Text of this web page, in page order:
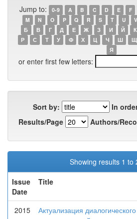
Jump to: 0-9 A B C D E F
M
N O P Q R S T U V
Б
В Г Д Е Ж З И Й К
Р
С Т У Ф Х Ц Ч Ш Щ
Я
or enter first few letters:
Sort by:
In
Results/Page
Authors/
Showing results 1 to
Issue
Date
Title
2015
Актуализация диалогического